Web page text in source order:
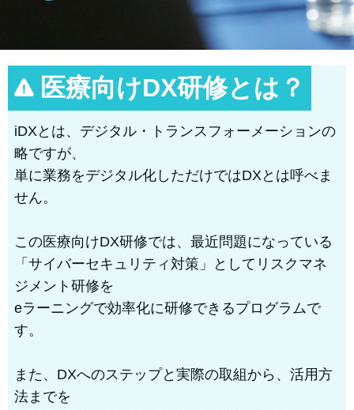
医療向けDX研修とは？
iDXとは、デジタル・トランスフォーメーションの
略ですが、
単に業務をデジタル化しただけではDXとは呼べま
せん。
この医療向けDX研修では、最近問題になっている
「サイバーセキュリティ対策」としてリスクマネ
ジメント研修を
eラーニングで効率化に研修できるプログラムで
す。
また、DXへのステップと実際の取組から、活用方
法までを